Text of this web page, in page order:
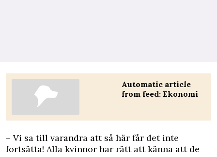
Automatic article
from feed: Ekonomi
– Vi sa till varandra att så här får det inte
fortsätta! Alla kvinnor har rätt att känna att de